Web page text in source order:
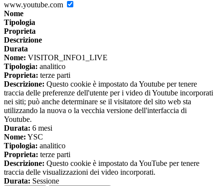
www.youtube.com
Nome
Tipologia
Proprieta
Descrizione
Durata
Nome: VISITOR_INFO1_LIVE
Tipologia: analitico
Proprieta: terze parti
Descrizione: Questo cookie è impostato da Youtube per tenere
traccia delle preferenze dell'utente per i video di Youtube incorporati
nei siti; può anche determinare se il visitatore del sito web sta
utilizzando la nuova o la vecchia versione dell'interfaccia di
Youtube.
Durata: 6 mesi
Nome: YSC
Tipologia: analitico
Proprieta: terze parti
Descrizione: Questo cookie è impostato da YouTube per tenere
traccia delle visualizzazioni dei video incorporati.
Durata: Sessione